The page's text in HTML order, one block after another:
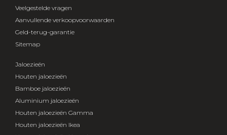
Veelgestelde vragen
Aanvullende verkoopvoorwaarden
Geld-terug-garantie
Sitemap
Jaloezieën
Houten jaloezieën
Bamboe jaloezieën
Aluminium jaloezieën
Houten jaloezieën Gamma
Houten jaloezieën Ikea